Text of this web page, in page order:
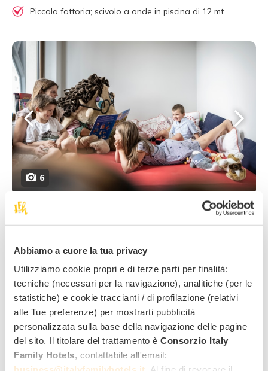
Abbiamo a cuore la tua privacy
Utilizziamo cookie propri e di terze parti per finalità:
tecniche (necessari per la navigazione), analitiche (per le
statistiche) e cookie traccianti / di profilazione (relativi
alle Tue preferenze) per mostrarti pubblicità
personalizzata sulla base della navigazione delle pagine
del sito. Il titolare del trattamento è Consorzio Italy
Family Hotels, contattabile all'email:
Piccola fattoria; scivolo a onde in piscina di 12 mt
6
bambini per60 divertentissime ore a settimana
laboratori, giochi e intrattenimento, con tante attività
per tutti!
I bambini hanno a disposizione anche un fantastico
spazio giochi tematizzato , con pista di bobbycar e la
Tana di Milli , un albero d’arrampicata di 3 piani. E poi
c’è il
Mondo Acquatico di Milli
, la super Spa per bimbi
con tanta schiuma, trattamenti, bagno turco e la
piscina riscaldata con mega acquascivolo